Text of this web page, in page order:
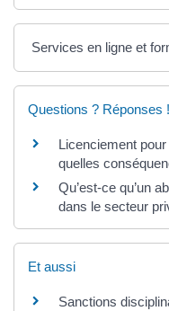
Services en ligne et
Questions ? Réponses !
Licenciement
quelles
Qu’est-ce qu’un
dans le secteur
Et aussi
Sanctions